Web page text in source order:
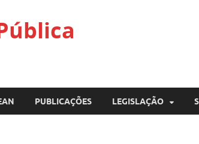
PUBLICAÇÕES LEGISLAÇÃO